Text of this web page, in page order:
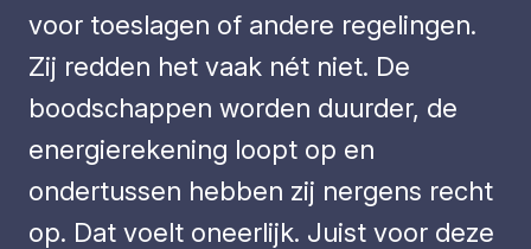
voor toeslagen of andere regelingen.
Zij redden het vaak nét niet. De
boodschappen worden duurder, de
energierekening loopt op en
ondertussen hebben zij nergens recht
op. Dat voelt oneerlijk. Juist voor deze